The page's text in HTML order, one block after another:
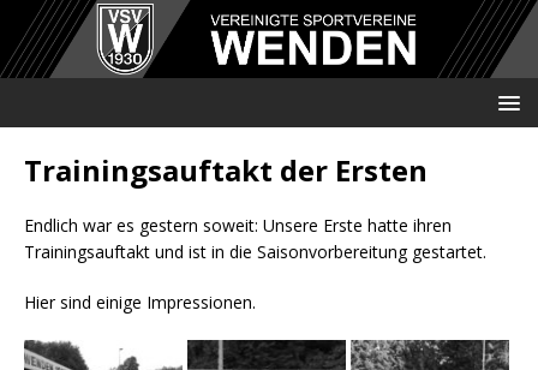
Trainingsauftakt der Ersten
Endlich war es gestern soweit: Unsere Erste hatte ihren
Trainingsauftakt und ist in die Saisonvorbereitung gestartet.
Hier sind einige Impressionen.